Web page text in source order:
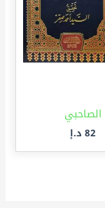
الصاحبي
82 د.إ